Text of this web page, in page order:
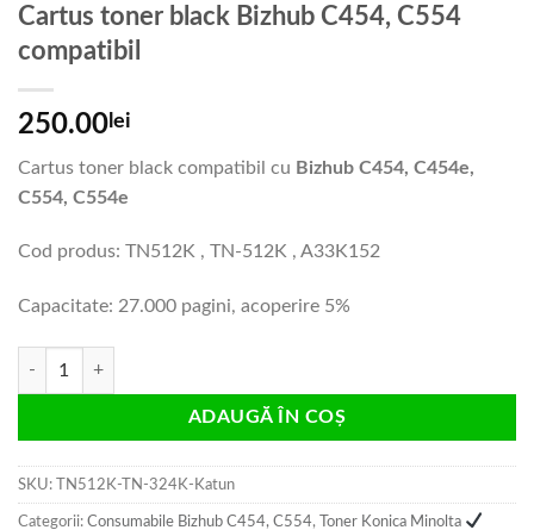
Cartus toner black Bizhub C454, C554
compatibil
250.00 lei
Cartus toner black compatibil cu Bizhub C454, C454e,
C554, C554e
Cod produs: TN512K , TN-512K , A33K152
Capacitate: 27.000 pagini, acoperire 5%
ADAUGĂ ÎN COȘ
SKU: TN512K-TN-324K-Katun
Categorii: Consumabile Bizhub C454, C554,
Toner Konica Minolta